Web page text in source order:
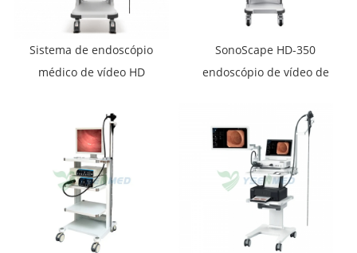
Sistema de endoscópio
médico de vídeo HD
SonoScape HD-350
endoscópio de vídeo de
com endoscópico de
carrinho